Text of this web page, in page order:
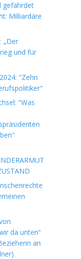
gefährdet
Milliardäre
„Der
und für
"Zehn
"Was
da unten“
an